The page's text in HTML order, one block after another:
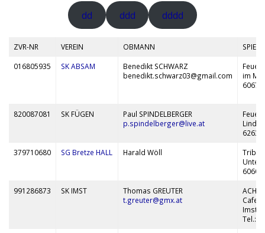
dd ddd dddd
ZVR-NR VEREIN OBMANN
016805935 SK ABSAM
Benedikt SCHWARZ
benedikt.schwarz03@gmail.com
im
6067
820087081 SK FÜGEN
Paul SPINDELBERGER
p.spindelberger@live.at
6263
379710680 SG Bretze HALL Harald Wöll
6060
991286873 SK IMST
Thomas GREUTER
t.greuter@gmx.at
Cafe
Imst
Tel.: